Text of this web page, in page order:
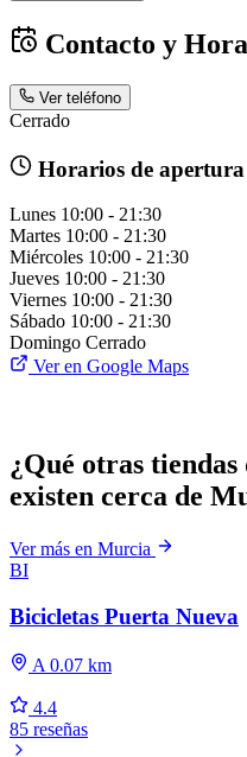
Contacto y
Ver teléfono
Cerrado
Horarios de apertura
Lunes 10:00 - 21:30
Martes 10:00 - 21:30
Miércoles 10:00 - 21:30
Jueves 10:00 - 21:30
Viernes 10:00 - 21:30
Sábado 10:00 - 21:30
Domingo Cerrado
Ver en Google Maps
¿Qué otras
existen cerca de
Ver más en Murcia
BI
Bicicletas Puerta Nueva
A 0.07 km
4.4
85 reseñas